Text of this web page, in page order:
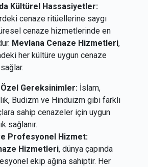
Kültürel Hassasiyetler:
cenaze ritüellerine saygı
cenaze hizmetlerinde en
Mevlana Cenaze Hizmetleri,
her kültüre uygun cenaze
sağlar.
Gereksinimler: İslam,
Budizm ve Hinduizm gibi farklı
sahip cenazeler için uygun
sağlanır.
Profesyonel Hizmet:
Hizmetleri, dünya çapında
ekip ağına sahiptir. Her